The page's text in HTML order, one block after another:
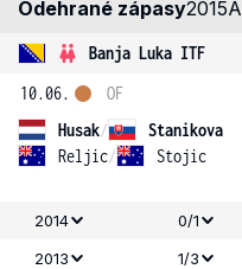
Odehrané zápasy2015
Banja Luka ITF
10.06.
Husak/
Stanikova
Reljic/ Stojic
OF
2014 0/1
2013 1/3